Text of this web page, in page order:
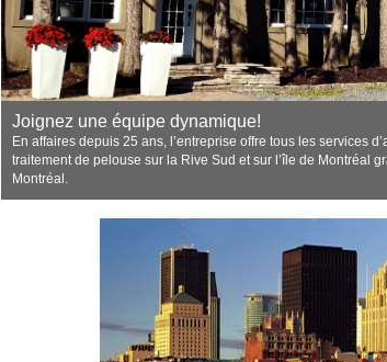
Joignez une équipe dynamique!
En affaires depuis 25 ans, l’entreprise offre tous les services
traitement de pelouse sur la Rive Sud et sur l’île de Montréal
Montréal.